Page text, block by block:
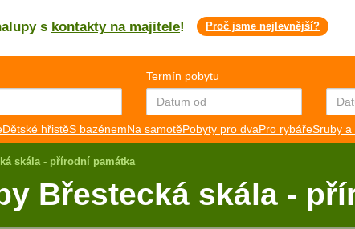
s kontakty na majitele! Proč jsme nejlevnější?
CZ EN
Termín pobytu
Dětské hřistěS bazénemNa samotěPobyty pro dvaPro rybářeSruby a
skála - přírodní památka
Břestecká skála -